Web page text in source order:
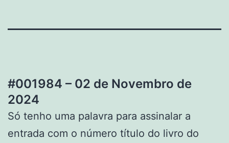
#001984 – 02 de Novembro de
2024
Só tenho uma palavra para assinalar a
entrada com o número título do livro do